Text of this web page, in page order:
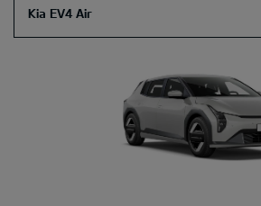
Kia EV4 Air